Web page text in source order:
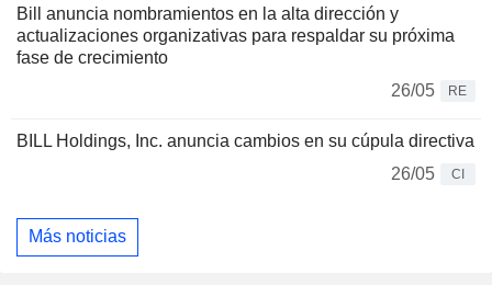
Bill anuncia nombramientos en la alta dirección y
actualizaciones organizativas para respaldar su próxima
fase de crecimiento
26/05
RE
BILL Holdings, Inc. anuncia cambios en su cúpula directiva
26/05
CI
Más noticias